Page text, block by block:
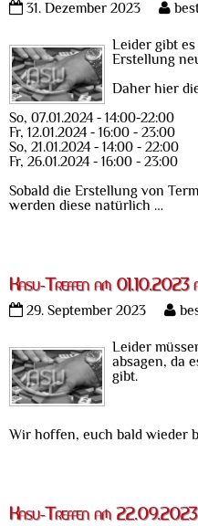
31. Dezember 2023
Leider gibt
Erstellung
Daher hier
So, 07.01.2024 - 14:00-22:00
Fr, 12.01.2024 - 16:00 - 23:00
So, 21.01.2024 - 14:00 - 22:00
Fr, 26.01.2024 - 16:00 - 23:00
Sobald die Erstellung von
werden diese natürlich …
Kasu-Treffen am 01.10.2023
29. September 2023
Leider
absagen, da
gibt.
Wir hoffen, euch bald wieder
Kasu-Treffen am 22.09.2023